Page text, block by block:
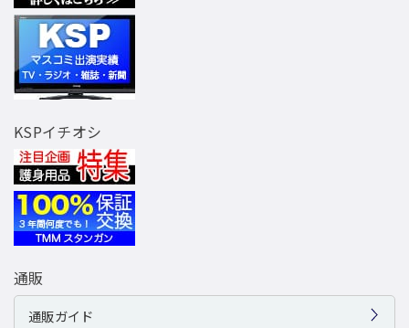
KSPイチオシ
通販
通販ガイド